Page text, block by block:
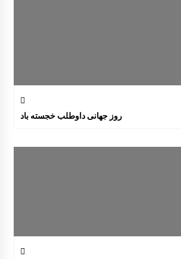
روز جهانی داوطلب خجسته باد